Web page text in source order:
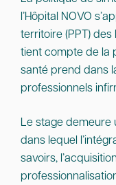
l’Hôpital NOVO
territoire (PPT) des
tient compte de la
santé prend dans
professionnels
Le stage demeure
dans lequel
savoirs,